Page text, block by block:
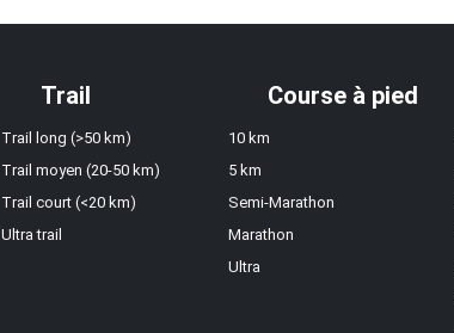
Trail
Trail long (>50 km)
Trail moyen (20-50 km)
Trail court (<20 km)
Ultra trail
Course à pied
10 km
5 km
Semi-Marathon
Marathon
Ultra